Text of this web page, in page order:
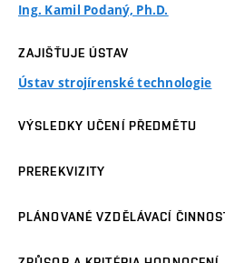
Ing. Kamil Podaný, Ph.D.
ZAJIŠŤUJE ÚSTAV
Ústav strojírenské technologie
VÝSLEDKY UČENÍ PŘEDMĚTU
PREREKVIZITY
PLÁNOVANÉ VZDĚLÁVACÍ